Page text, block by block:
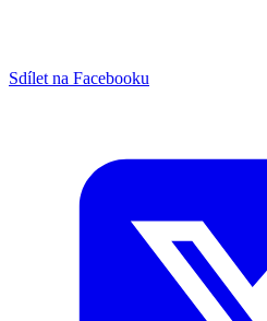
Sdílet na Facebooku